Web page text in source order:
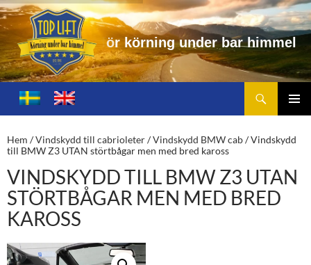
ing under bar himme
Toplift.se – för körning under bar himmel
HOPPA
TILL
Hem /Vindskydd till cabrioleter/Vindskydd BMW cab/ Vindskydd
till BMW Z3 UTAN störtbågar men med bred kaross
VINDSKYDD TILL BMW Z3 UTAN
STÖRTBÅGAR MEN MED BRED
KAROSS